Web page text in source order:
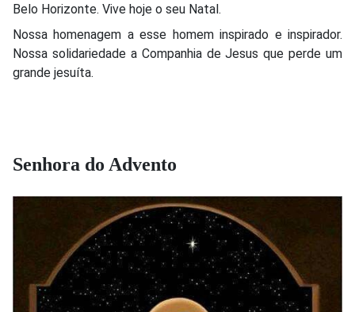
Belo Horizonte. Vive hoje o seu Natal.
Nossa homenagem a esse homem inspirado e inspirador.
Nossa solidariedade a Companhia de Jesus que perde um
grande jesuíta.
Senhora do Advento